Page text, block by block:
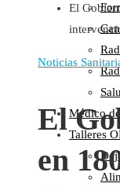
Médico
Talleres
El
Noticias
El
en